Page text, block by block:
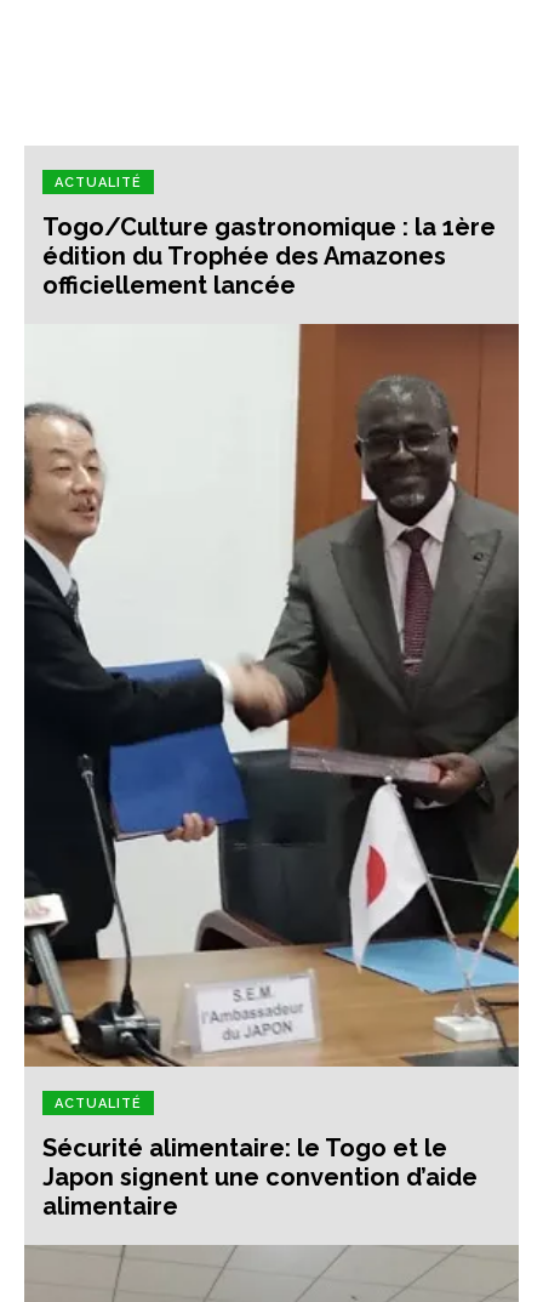
ACTUALITÉ
Togo/Culture gastronomique : la 1ère
édition du Trophée des Amazones
officiellement lancée
ACTUALITÉ
Sécurité alimentaire: le Togo et le
Japon signent une convention d’aide
alimentaire